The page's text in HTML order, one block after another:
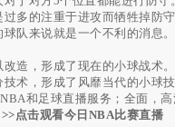
多的注重于进攻而牺牲掉防
队来说就是一个不利的消息
造，形成了现在的小球战术
术，形成了风靡当代的小球
和足球直播服务；全面，
>>点击观看今日NBA比赛直播